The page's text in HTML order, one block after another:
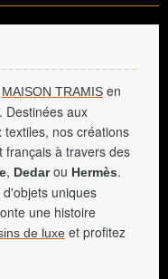
MAISON TRAMIS en
Destinées aux
nos créations
français à travers des
, Dedarou Hermès.
uniques
une histoire
de luxe et profitez